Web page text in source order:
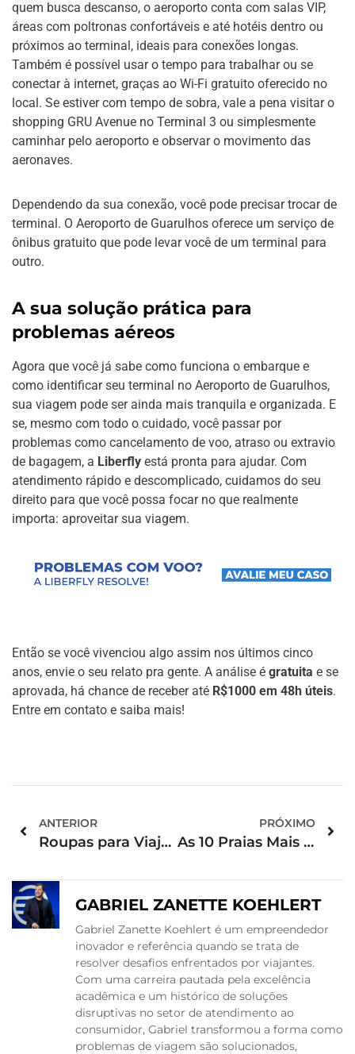
quem busca descanso, o aeroporto conta com salas VIP,
áreas com poltronas confortáveis e até hotéis dentro ou
próximos ao terminal, ideais para conexões longas.
Também é possível usar o tempo para trabalhar ou se
conectar à internet, graças ao Wi-Fi gratuito oferecido no
local. Se estiver com tempo de sobra, vale a pena visitar o
shopping GRU Avenue no Terminal 3 ou simplesmente
caminhar pelo aeroporto e observar o movimento das
aeronaves.
Dependendo da sua conexão, você pode precisar trocar de
terminal. O Aeroporto de Guarulhos oferece um serviço de
ônibus gratuito que pode levar você de um terminal para
outro.
A sua solução prática para
problemas aéreos
Agora que você já sabe como funciona o embarque e
como identificar seu terminal no Aeroporto de Guarulhos,
sua viagem pode ser ainda mais tranquila e organizada. E
se, mesmo com todo o cuidado, você passar por
problemas como cancelamento de voo, atraso ou extravio
de bagagem, a Liberfly está pronta para ajudar. Com
atendimento rápido e descomplicado, cuidamos do seu
direito para que você possa focar no que realmente
importa: aproveitar sua viagem.
Então se você vivenciou algo assim nos últimos cinco
anos, envie o seu relato pra gente. A análise é gratuita e se
aprovada, há chance de receber até R$1000 em 48h úteis.
Entre em contato e saiba mais!
ANTERIOR
Roupas para Viajar de Avião: Conforto e Estilo nas Alturas
PRÓXIMO
As 10 Praias Mais Bonitas do Brasil
GABRIEL ZANETTE KOEHLERT
Gabriel Zanette Koehlert é um empreendedor
inovador e referência quando se trata de
resolver desafios enfrentados por viajantes.
Com uma carreira pautada pela excelência
acadêmica e um histórico de soluções
disruptivas no setor de atendimento ao
consumidor, Gabriel transformou a forma como
problemas de viagem são solucionados,